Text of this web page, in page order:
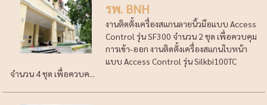
รพ. BNH
งานติดตั้งเครื่องสแกนลายนิ้วมือแบบ Access
Control รุ่น SF300 จำนวน 2 ชุด เพื่อควบคุม
การเข้า-ออก งานติดตั้งเครื่องสแกนใบหน้า
แบบ Access Control รุ่น Silkbi100TC
จำนวน 4 ชุด เพื่อควบค...